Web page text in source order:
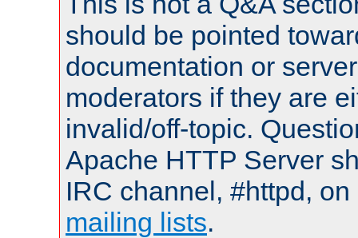
should be pointed
documentation or
moderators if they are
invalid/off-topic.
Apache HTTP Server
IRC channel, #httpd,
mailing lists.